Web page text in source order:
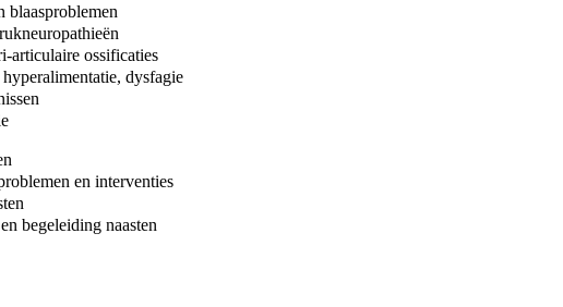
blaasproblemen
articulaire ossificaties
dysfagie
en interventies
begeleiding naasten